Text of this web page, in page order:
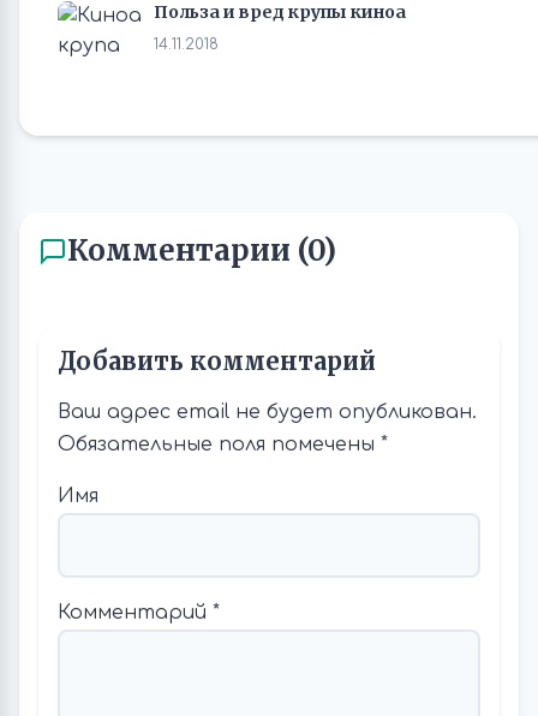
Польза и вред крупы киноа
14.11.2018
Комментарии (0)
Добавить комментарий
Ваш адрес email не будет опубликован.
Обязательные поля помечены *
Имя
Комментарий *